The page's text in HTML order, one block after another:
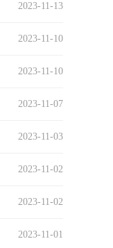
2023-11-13
2023-11-10
2023-11-10
2023-11-07
2023-11-03
2023-11-02
2023-11-02
2023-11-01